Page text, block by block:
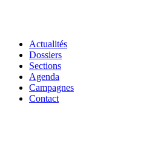
Actualités
Dossiers
Sections
Agenda
Campagnes
Contact